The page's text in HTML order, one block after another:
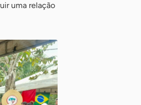
uma relação